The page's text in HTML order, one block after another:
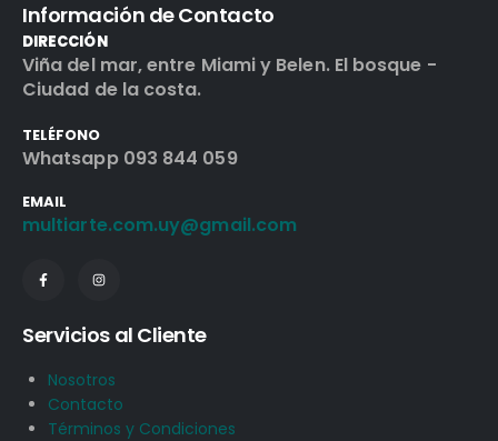
Información de Contacto
DIRECCIÓN
Viña del mar, entre Miami y Belen. El bosque -
Ciudad de la costa.
TELÉFONO
Whatsapp 093 844 059
EMAIL
multiarte.com.uy@gmail.com
Servicios al Cliente
Nosotros
Contacto
Términos y Condiciones